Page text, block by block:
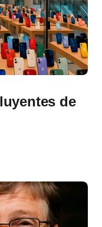
de